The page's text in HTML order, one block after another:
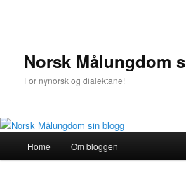
Norsk Målungdom
For nynorsk og dialektane!
Skip
Skip
Home Om bloggen